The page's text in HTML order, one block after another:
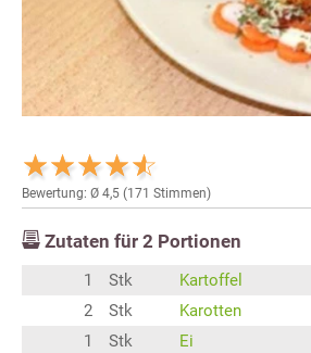
Bewertung: Ø 4,5 (171 Stimmen)
Zutaten für 2 Portionen
1 Stk
Kartoffel
2
Stk
Karotten
1
Stk
Ei